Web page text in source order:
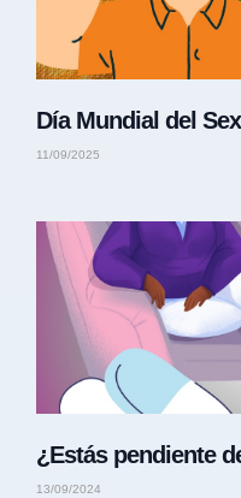
Día Mundial del
11/09/2025
¿Estás pendiente
13/09/2024